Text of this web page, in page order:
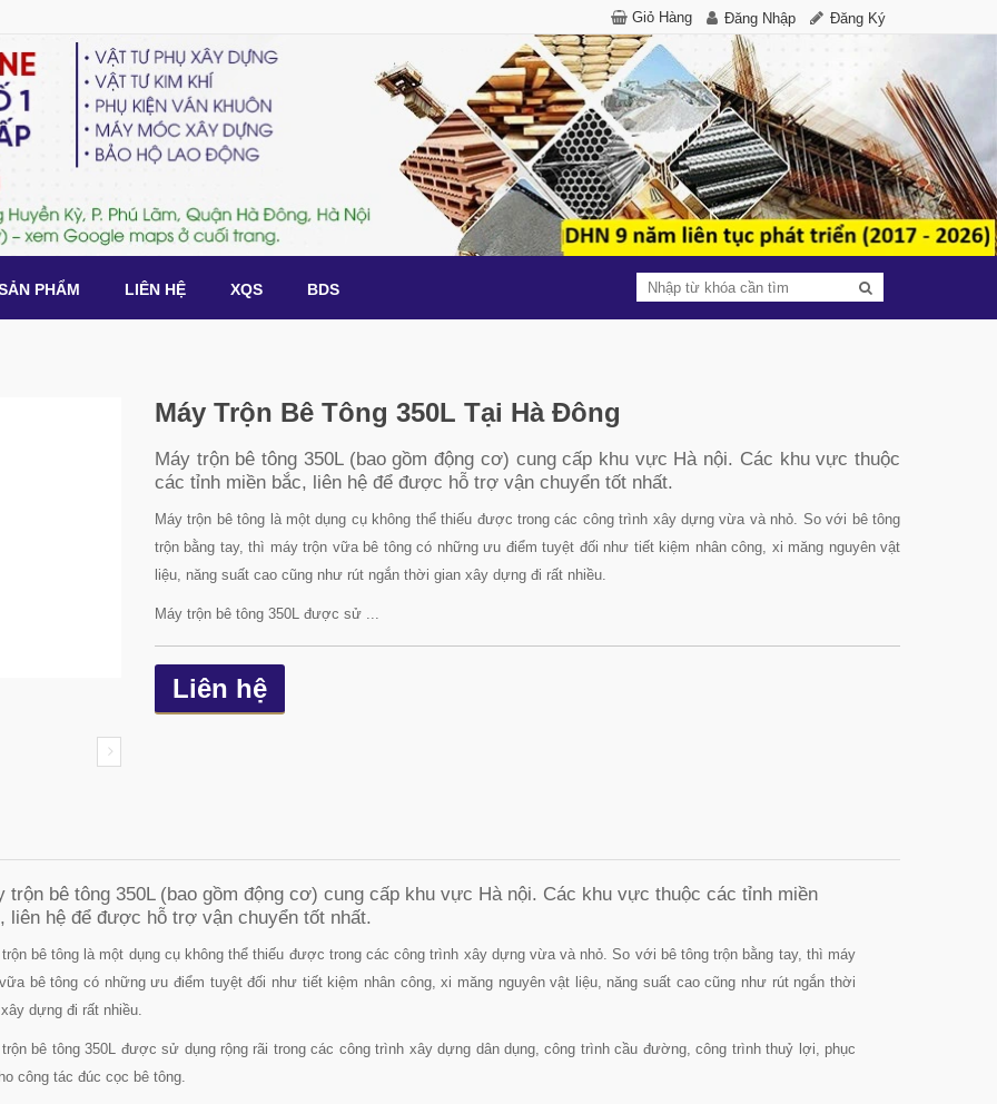
Giỏ Hàng Đăng Nhập Đăng Ký
PHẨM LIÊN HỆ XQS BDS
Máy Trộn Bê Tông 350L Tại Hà Đông
Máy trộn bê tông 350L (bao gồm động cơ) cung cấp khu vực Hà nội. Các khu vực thuộc
các tỉnh miền bắc, liên hệ để được hỗ trợ vận chuyển tốt nhất.
Máy trộn bê tông là một dụng cụ không thể thiếu được trong các công trình xây dựng vừa và nhỏ. So với bê tông
trộn bằng tay, thì máy trộn vữa bê tông có những ưu điểm tuyệt đối như tiết kiệm nhân công, xi măng nguyên vật
liệu, năng suất cao cũng như rút ngắn thời gian xây dựng đi rất nhiều.
Máy trộn bê tông 350L được sử ...
Liên hệ
trộn bê tông 350L (bao gồm động cơ) cung cấp khu vực Hà nội. Các khu vực thuộc các tỉnh miền
liên hệ để được hỗ trợ vận chuyển tốt nhất.
bê tông là một dụng cụ không thể thiếu được trong các công trình xây dựng vừa và nhỏ. So với bê tông trộn bằng tay, thì máy
bê tông có những ưu điểm tuyệt đối như tiết kiệm nhân công, xi măng nguyên vật liệu, năng suất cao cũng như rút ngắn thời
dựng đi rất nhiều.
bê tông 350L được sử dụng rộng rãi trong các công trình xây dựng dân dụng, công trình cầu đường, công trình thuỷ lợi, phục
công tác đúc cọc bê tông.